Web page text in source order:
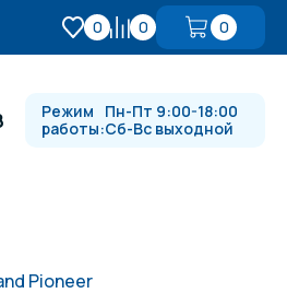
0 0 0
Режим
работы:
Пн-Пт 9:00-18:00
Сб-Вс выходной
Pioneer